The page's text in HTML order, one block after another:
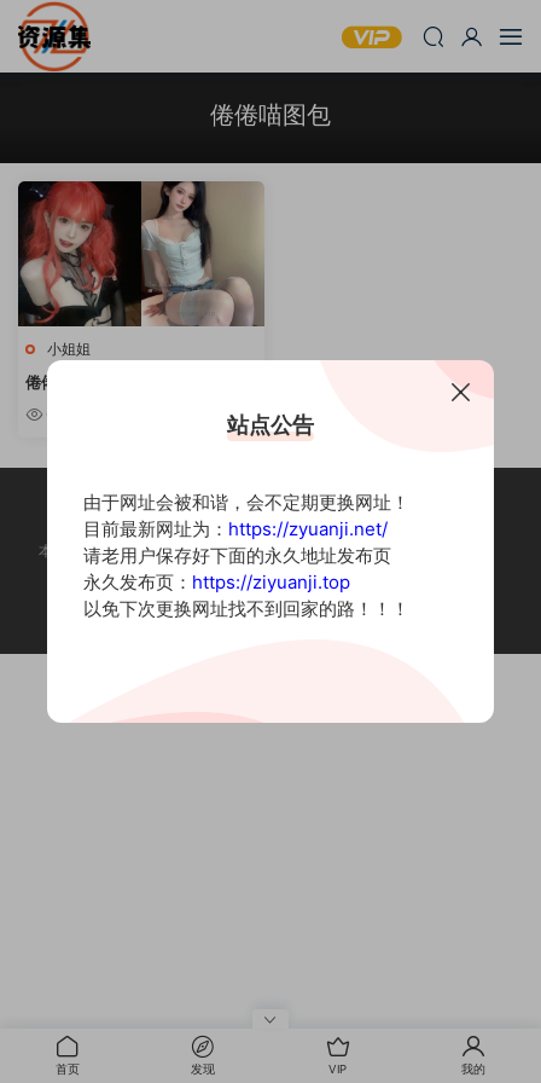
倦倦喵图包
小姐姐
倦倦喵 – 可爱妹子写真套图合集
[持续更新]
本站为摄影写真图片网站，内容来自网络收集整理，仅作个人学习使用。
如有违法内容请联系删除
Copyright © 2022 资源集
首页 发现 VIP 我的
站点公告
由于网址会被和谐，会不定期更换网址！
目前最新网址为： https://zyuanji.net/
请老用户保存好下面的永久地址发布页
永久发布页： https://ziyuanji.top
以免下次更换网址找不到回家的路！！！